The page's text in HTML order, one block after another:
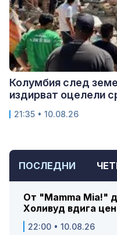
ПОСЛЕДНИ
От "Mamma Mia!"
Холивуд вдига
22:00 • 10.08.26
Колумбия след
издирват оцелели
21:35 • 10.08.26